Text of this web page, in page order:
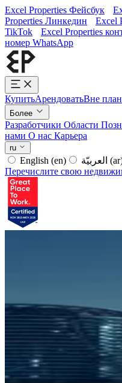
Excel Properties Фейсбук
Properties Линкедин
Excel
TikTok
Excel Properties
номер WhatsApp
КупитьАрендоватьВне
Более
Разработчики Области
нами О нас Карьера
ru
English (en)
Перечислите свою